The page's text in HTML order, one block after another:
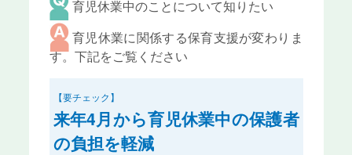
育児休業中のことについて知りたい
育児休業に関係する保育支援が変わりま
す。下記をご覧ください
【要チェック】
来年4月から育児休業中の保護者
の負担を軽減